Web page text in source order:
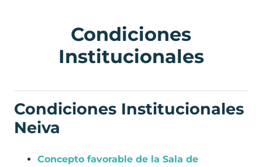
Condiciones
Institucionales
Condiciones Institucionales
Neiva
Concepto favorable de la Sala de